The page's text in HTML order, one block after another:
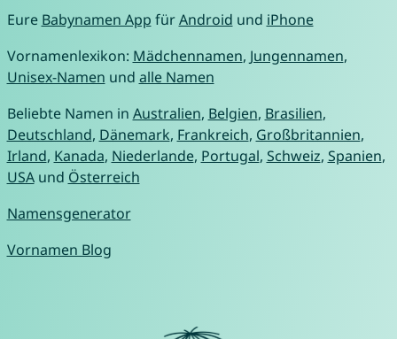
Eure Babynamen App fürAndroid und iPhone
Vornamenlexikon: Mädchennamen, Jungennamen,
Unisex-Namen und alle Namen
Beliebte Namen in Australien, Belgien, Brasilien,
Deutschland, Dänemark, Frankreich, Großbritannien,
Irland, Kanada, Niederlande, Portugal, Schweiz, Spanien,
USAund Österreich
Namensgenerator
Vornamen Blog